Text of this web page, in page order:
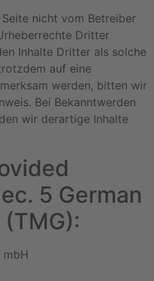
nicht vom Betreiber
Dritter
Inhalte Dritter als solche
auf eine
werden, bitten wir
Bei Bekanntwerden
wir derartige Inhalte
5 German
mbH